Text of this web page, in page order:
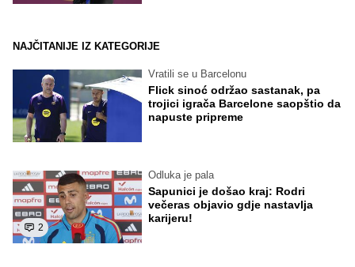
NAJČITANIJE IZ KATEGORIJE
Vratili se u Barcelonu
Flick sinoć održao sastanak, pa
trojici igrača Barcelone saopštio da
napuste pripreme
2
Odluka je pala
Sapunici je došao kraj: Rodri
večeras objavio gdje nastavlja
karijeru!